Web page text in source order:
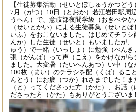
【生徒募集活動（せいとぼしゅうかつどう
7月（がつ）10日（とおか）若江岩田駅周
うへん）で、意岐部夜間学級（おきべや
（せいとかい）による生徒募集（せいと
いふ）をおこないました。はじめてチラ
んか）した生徒（せいと）もいましたが
ゅう）で一緒（いっしょ）に勉強（べん
張（がんば）って声（こえ）をかけなが
ました。大変暑（たいへんあつ）い中（
100枚（まい）のチラシを配（くば）るこ
んとう）にお疲（つか）れさまでした！
（と）ってくださった方（かた）、お話
ださった方（かた）もありがとうございま